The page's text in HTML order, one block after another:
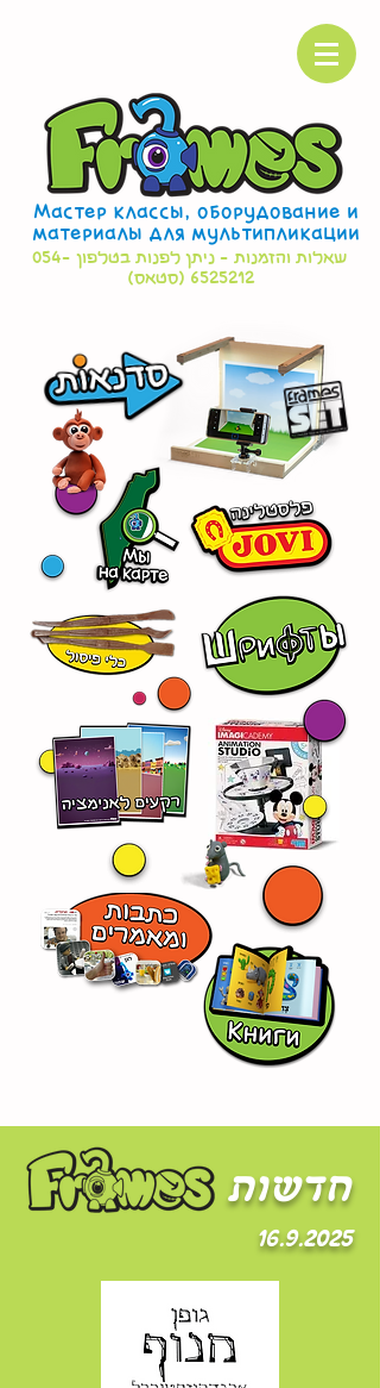
Мастер классы, оборудование и
материалы для мультипликации
שאלות והזמנות - ניתן לפנות בטלפון 054-
6525212(סטאס)
16.9.2025
חדשות